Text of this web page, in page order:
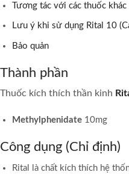
Tương tác với các thuốc khác
Lưu ý khi sử dụng Rital 10
Bảo quản
Thành phần
Thuốc kích thích thần kinh
Methylphenidate 10mg
Công dụng (Chỉ định)
Rital là chất kích thích hệ